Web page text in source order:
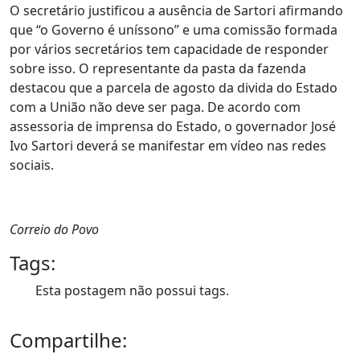
O secretário justificou a ausência de Sartori afirmando
que “o Governo é uníssono” e uma comissão formada
por vários secretários tem capacidade de responder
sobre isso. O representante da pasta da fazenda
destacou que a parcela de agosto da divida do Estado
com a União não deve ser paga. De acordo com
assessoria de imprensa do Estado, o governador José
Ivo Sartori deverá se manifestar em vídeo nas redes
sociais.
Correio do Povo
Tags:
Esta postagem não possui tags.
Compartilhe: